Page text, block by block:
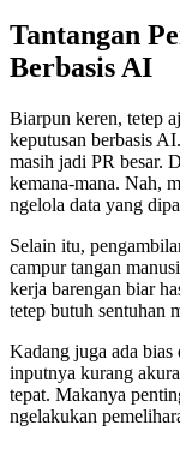
Tantangan
Berbasis AI
Biarpun keren, tetep
keputusan berbasis
masih jadi PR besar.
kemana-mana. Nah,
ngelola data yang
Selain itu,
campur tangan
kerja barengan biar
tetep butuh sentuhan
Kadang juga ada bias
inputnya kurang
tepat. Makanya
ngelakukan